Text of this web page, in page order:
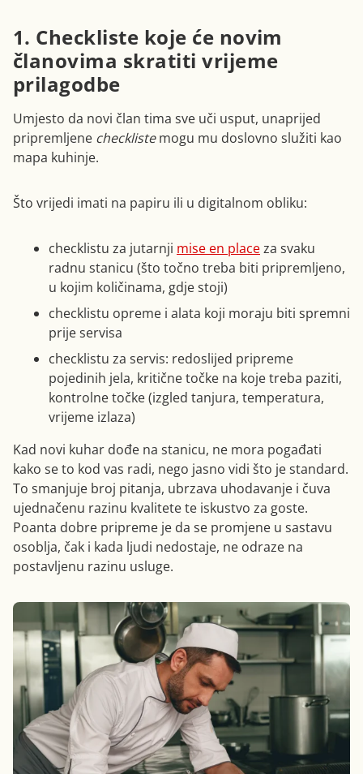
1. Checkliste koje će novim
članovima skratiti vrijeme
prilagodbe
Umjesto da novi član tima sve uči usput, unaprijed
pripremljene checklistemogu mu doslovno služiti kao
mapa kuhinje.
Što vrijedi imati na papiru ili u digitalnom obliku:
checklistu za jutarnji mise en placeza svaku
radnu stanicu (što točno treba biti pripremljeno,
u kojim količinama, gdje stoji)
checklistu opreme i alata koji moraju biti spremni
prije servisa
checklistu za servis: redoslijed pripreme
pojedinih jela, kritične točke na koje treba paziti,
kontrolne točke (izgled tanjura, temperatura,
vrijeme izlaza)
Kad novi kuhar dođe na stanicu, ne mora pogađati
kako se to kod vas radi, nego jasno vidi što je standard.
To smanjuje broj pitanja, ubrzava uhodavanje i čuva
ujednačenu razinu kvalitete te iskustvo za goste.
Poanta dobre pripreme je da se promjene u sastavu
osoblja, čak i kada ljudi nedostaje, ne odraze na
postavljenu razinu usluge.